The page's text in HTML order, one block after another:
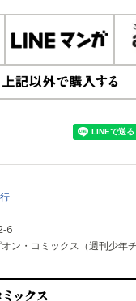
6
ン・コミックス（週刊少年